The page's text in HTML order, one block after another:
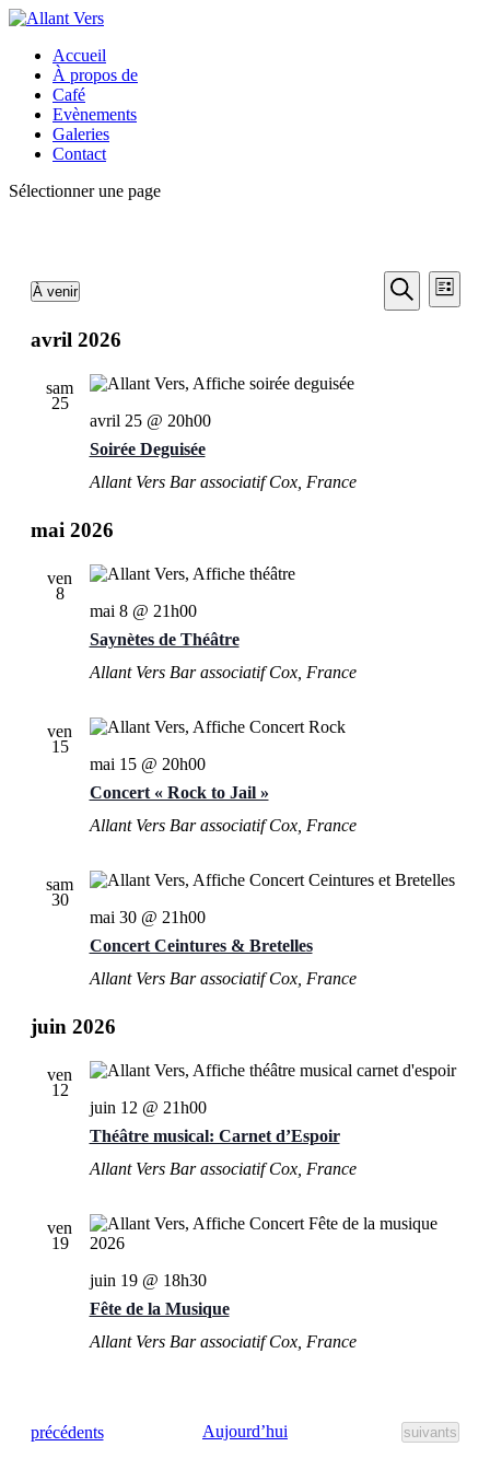
Accueil
À propos de
Café
Evènements
Galeries
Contact
Sélectionner une page
Évènements
etRecherche
de
Liste
À venir
date.
avril 2026
sam
25
Soirée Deguisée
avril 25 @ 20h00
Allant Vers Bar associatifCox, France
mai 2026
ven
8
Saynètes de Théâtre
mai 8 @ 21h00
Allant Vers Bar associatifCox, France
ven
15
Concert « Rock to Jail »
mai 15 @ 20h00
Allant Vers Bar associatifCox, France
sam
30
Concert Ceintures & Bretelles
mai 30 @ 21h00
Allant Vers Bar associatifCox, France
juin 2026
ven
12
Théâtre musical: Carnet d’Espoir
juin 12 @ 21h00
Allant Vers Bar associatifCox, France
ven
19
Fête de la Musique
juin 19 @ 18h30
Allant Vers Bar associatifCox, France
Évènements
précédents Aujourd’hui Évènements
suivants